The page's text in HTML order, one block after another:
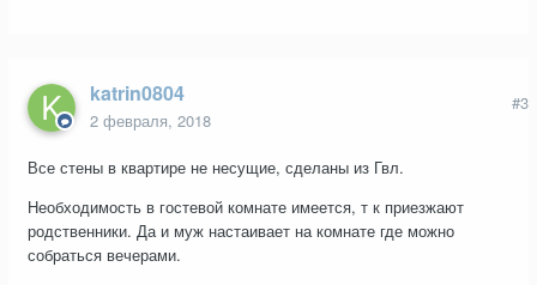
katrin0804
2 февраля, 2018
#3
Все стены в квартире не несущие, сделаны из Гвл.
Необходимость в гостевой комнате имеется, т к приезжают
родственники. Да и муж настаивает на комнате где можно
собраться вечерами.